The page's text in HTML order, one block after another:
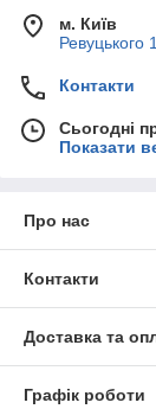
м. Київ
Ревуцького
Контакти
Сьогодні
Показати
Про нас
Контакти
Доставка та
Графік роботи